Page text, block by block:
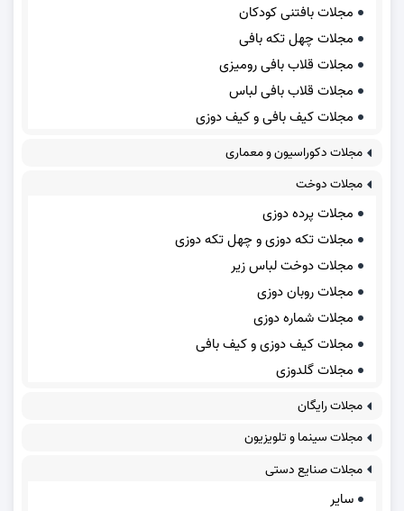
مجلات بافتنی کودکان
مجلات چهل تکه بافی
مجلات قلاب بافی رومیزی
مجلات قلاب بافی لباس
مجلات کیف بافی و کیف دوزی
مجلات دکوراسیون و معماری
مجلات دوخت
مجلات پرده دوزی
مجلات تکه دوزی و چهل تکه دوزی
مجلات دوخت لباس زیر
مجلات روبان دوزی
مجلات شماره دوزی
مجلات کیف دوزی و کیف بافی
مجلات گلدوزی
مجلات رایگان
مجلات سینما و تلویزیون
مجلات صنایع دستی
سایر